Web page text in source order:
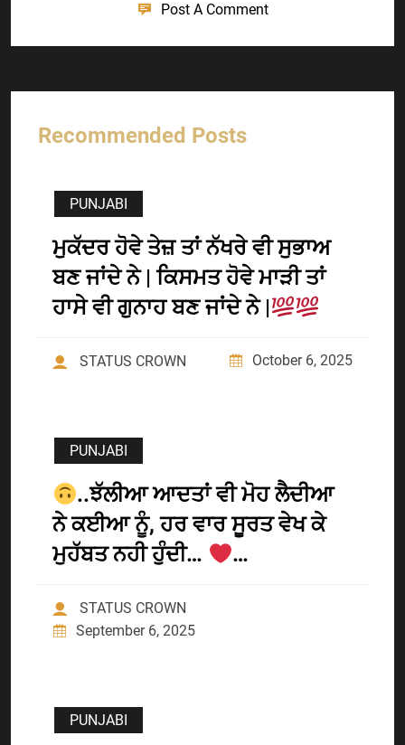
Post A Comment
Recommended Posts
PUNJABI
ਮੁਕੱਦਰ ਹੋਵੇ ਤੇਜ਼ ਤਾਂ ਨੱਖਰੇ ਵੀ ਸੁਭਾਅ
ਬਣ ਜਾਂਦੇ ਨੇ | ਕਿਸਮਤ ਹੋਵੇ ਮਾੜੀ ਤਾਂ
ਹਾਸੇ ਵੀ ਗੁਨਾਹ ਬਣ ਜਾਂਦੇ ਨੇ |
STATUS CROWN October 6, 2025
PUNJABI
..ਝੱਲੀਆ ਆਦਤਾਂ ਵੀ ਮੋਹ ਲੈਦੀਆ
ਨੇ ਕਈਆ ਨੂੰ, ਹਰ ਵਾਰ ਸੂਰਤ ਵੇਖ ਕੇ
ਮੁਹੱਬਤ ਨਹੀ ਹੁੰਦੀ…
…
STATUS CROWN
September 6, 2025
PUNJABI